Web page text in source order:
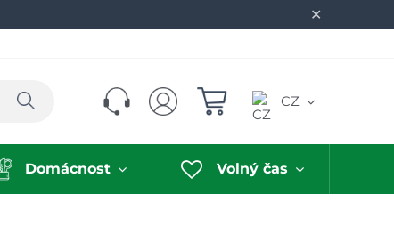
✕
Hledat CZ
Domácnost Volný čas